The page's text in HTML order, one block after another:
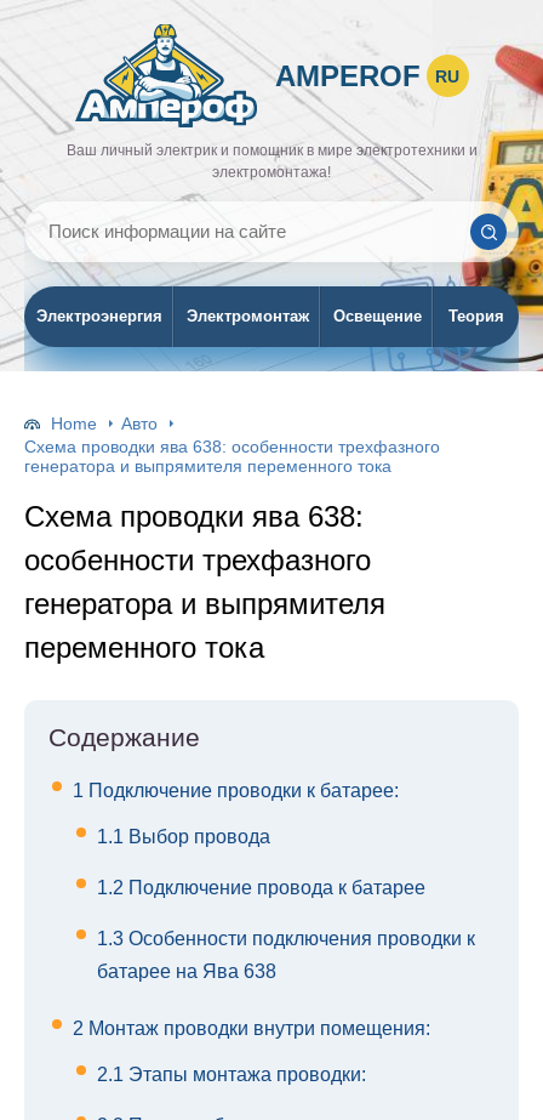
AMPEROF RU
Ваш личный электрик и помощник в мире электротехники и
электромонтажа!
Электроэнергия Электромонтаж Освещение Теория
Home
Авто
Схема проводки ява 638: особенности трехфазного
генератора и выпрямителя переменного тока
Схема проводки ява 638:
особенности трехфазного
генератора и выпрямителя
переменного тока
Содержание
1 Подключение проводки к батарее:
1.1 Выбор провода
1.2 Подключение провода к батарее
1.3 Особенности подключения проводки к
батарее на Ява 638
2 Монтаж проводки внутри помещения:
2.1 Этапы монтажа проводки: